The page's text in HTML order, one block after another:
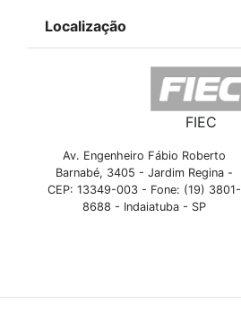
Localização
FIEC
Av. Engenheiro Fábio Roberto
Barnabé, 3405 - Jardim Regina -
CEP: 13349-003 - Fone: (19) 3801-
8688 - Indaiatuba - SP